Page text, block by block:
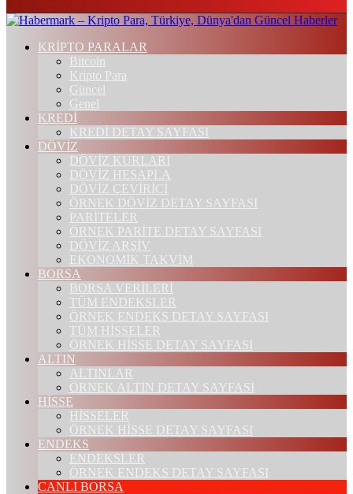
KRİPTO PARALAR
Bitcoin
Kripto Para
Güncel
Genel
KREDİ
KREDİ DETAY SAYFASI
DÖVİZ
DÖVİZ KURLARI
DÖVİZ HESAPLA
DÖVİZ ÇEVİRİCİ
ÖRNEK DÖVİZ DETAY SAYFASI
PARİTELER
ÖRNEK PARİTE DETAY SAYFASI
DÖVİZ ARŞİV
EKONOMİK TAKVİM
BORSA
BORSA VERİLERİ
TÜM ENDEKSLER
ÖRNEK ENDEKS DETAY SAYFASI
TÜM HİSSELER
ÖRNEK HİSSE DETAY SAYFASI
ALTIN
ALTINLAR
ÖRNEK ALTIN DETAY SAYFASI
HİSSE
HİSSELER
ÖRNEK HİSSE DETAY SAYFASI
ENDEKS
ENDEKSLER
ÖRNEK ENDEKS DETAY SAYFASI
CANLI BORSA